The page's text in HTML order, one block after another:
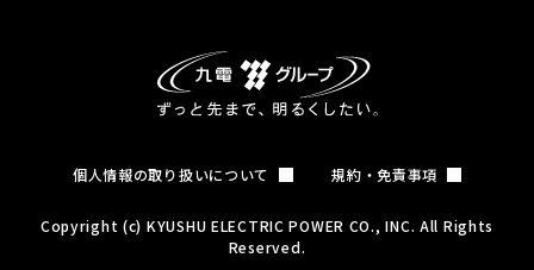
個人情報の取り扱いについて 規約・免責事項
Copyright (c) KYUSHU ELECTRIC POWER CO., INC. All Rights
Reserved.